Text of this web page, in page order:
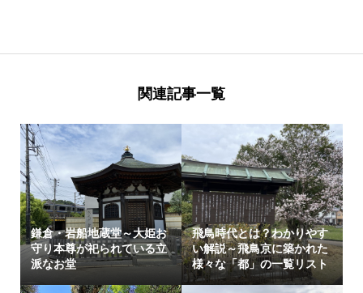
関連記事一覧
鎌倉・岩船地蔵堂～大姫お
守り本尊が祀られている立
派なお堂
飛鳥時代とは？わかりやす
い解説～飛鳥京に築かれた
様々な「都」の一覧リスト